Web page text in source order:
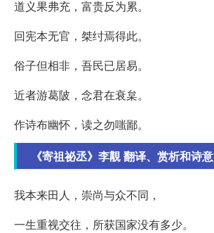
道义果弗充，富贵反为累。
回宪本无官，桀纣焉得此。
俗子但相非，吾民已居易。
近者游葛陂，念君在衰枲。
作诗布幽怀，读之勿嗤鄙。
《寄祖祕丞》李覯 翻译、赏析和诗意
我本来田人，崇尚与众不同，
一生重视交往，所获国家没有多少。